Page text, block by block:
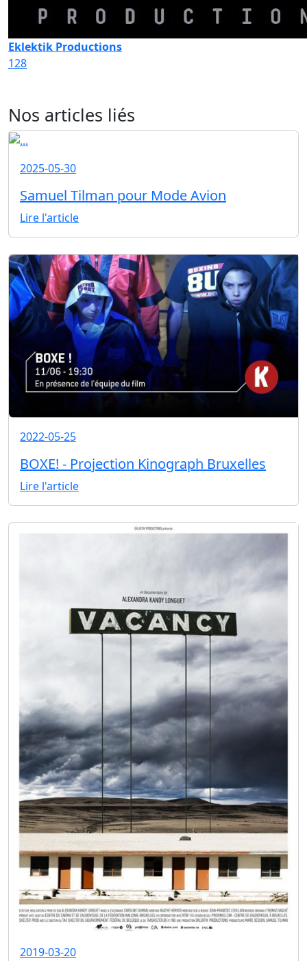
Eklektik Productions
128
Nos articles liés
2025-05-30
Samuel Tilman pour Mode Avion
Lire l'article
2022-05-25
BOXE! - Projection Kinograph Bruxelles
Lire l'article
2019-03-20